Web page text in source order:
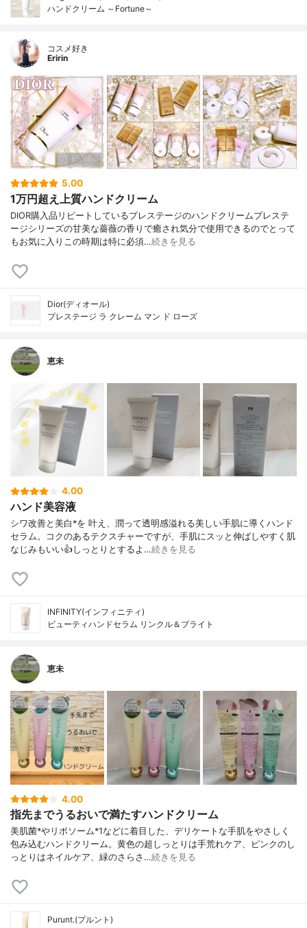
ハンドクリーム ～Fortune～
コスメ好き
Eririn
5.00
1万円超え上質ハンドクリーム
DIOR購入品リピートしているプレステージのハンドクリームプレステ
ージシリーズの甘美な薔薇の香りで癒され気分で使用できるのでとって
もお気に入りこの時期は特に必須…続きを見る
Dior(ディオール)
プレステージ ラ クレーム マン ド ローズ
恵未
4.00
ハンド美容液
シワ改善と美白*を 叶え、潤って透明感溢れる美しい手肌に導くハンド
セラム。コクのあるテクスチャーですが、手肌にスッと伸ばしやすく肌
なじみもいい👍しっとりとするよ…続きを見る
INFINITY(インフィニティ)
ビューティハンドセラム リンクル＆ブライト
恵未
4.00
指先までうるおいで満たすハンドクリーム
美肌菌*やリポソーム*1などに着目した、デリケートな手肌をやさしく
包み込むハンドクリーム。黄色の超しっとりは手荒れケア、ピンクのし
っとりはネイルケア、緑のさらさ…続きを見る
Purunt.(プルント)